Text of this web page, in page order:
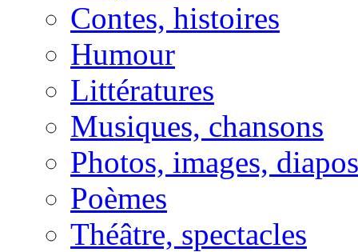
Contes, histoires
Humour
Littératures
Musiques, chansons
Photos, images, diapos
Poèmes
Théâtre, spectacles